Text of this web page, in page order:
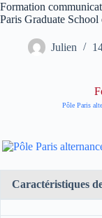
Formation
Paris Graduate
Julien
Pôle Paris
Caractéristiques